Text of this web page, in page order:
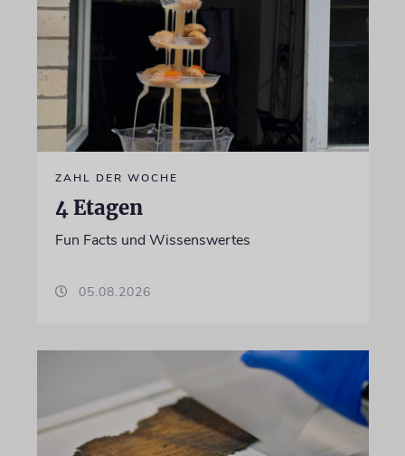
ZAHL DER WOCHE
4 Etagen
Fun Facts und Wissenswertes
05.08.2026